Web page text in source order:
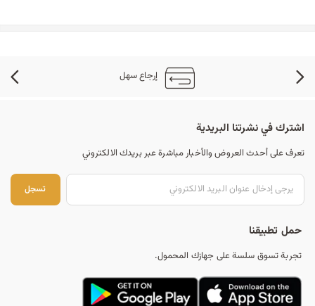
إرجاع سهل
اشترك في نشرتنا البريدية
تعرف على أحدث العروض والأخبار مباشرة عبر بريدك الالكتروني
تسجل
حمل تطبيقنا
تجربة تسوق سلسة على جهازك المحمول.